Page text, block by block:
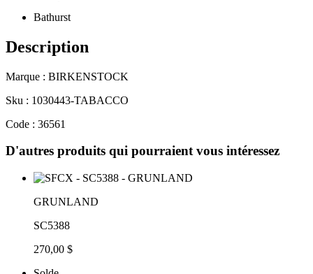
Bathurst
Description
Marque : BIRKENSTOCK
Sku : 1030443-TABACCO
Code : 36561
D'autres produits qui pourraient vous intéressez
GRUNLAND
SC5388
270,00 $